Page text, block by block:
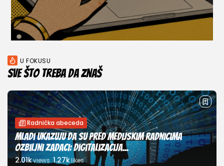
U FOKUSU
Sve što treba da znaš
Radnička abeceda
Mladi ukazuju da su pred medijskim radnicima
ozbiljni zadaci: Digitalizacija...
2.01kviews 1.27klikes